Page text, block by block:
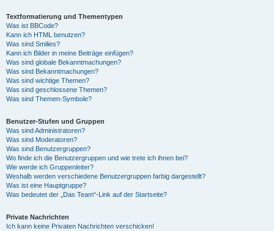
Textformatierung und Thementypen
Was ist BBCode?
Kann ich HTML benutzen?
Was sind Smilies?
Kann ich Bilder in meine Beiträge einfügen?
Was sind globale Bekanntmachungen?
Was sind Bekanntmachungen?
Was sind wichtige Themen?
Was sind geschlossene Themen?
Was sind Themen-Symbole?
Benutzer-Stufen und Gruppen
Was sind Administratoren?
Was sind Moderatoren?
Was sind Benutzergruppen?
Wo finde ich die Benutzergruppen und wie trete ich ihnen bei?
Wie werde ich Gruppenleiter?
Weshalb werden verschiedene Benutzergruppen farbig dargestellt?
Was ist eine Hauptgruppe?
Was bedeutet der „Das Team“-Link auf der Startseite?
Private Nachrichten
Ich kann keine Privaten Nachrichten verschicken!